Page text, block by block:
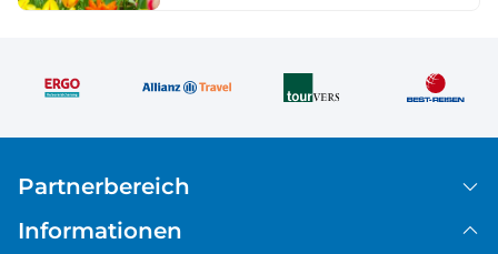
Partnerbereich
Informationen